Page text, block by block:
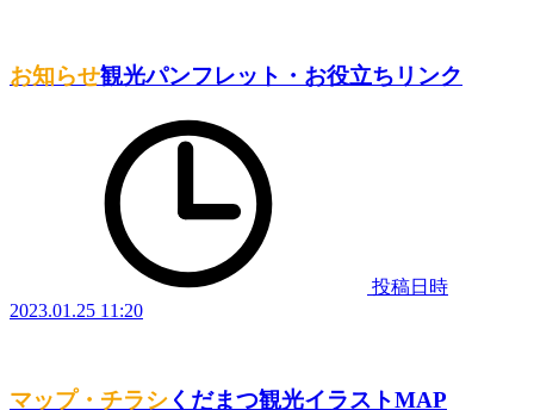
お知らせ観光パンフレット・お役立ちリンク
投稿日時
2023.01.25 11:20
マップ・チラシ くだまつ観光イラストMAP